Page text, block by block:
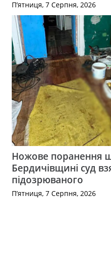
П’ятниця, 7 Серпня, 2026
Ножове поранення
Бердичівщині суд
підозрюваного
П’ятниця, 7 Серпня, 2026